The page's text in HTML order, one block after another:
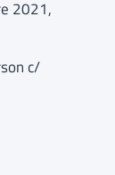
2021,
c/